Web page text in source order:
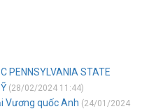
PENNSYLVANIA STATE
(28/02/2024 11:44)
Vương quốc Anh (24/01/2024